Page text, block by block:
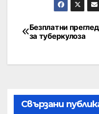
Безплатни
за туберкулоза
Свързани